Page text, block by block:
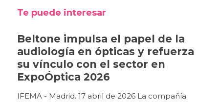
Te puede interesar
Beltone impulsa el papel de la
audiología en ópticas y refuerza
su vínculo con el sector en
ExpoÓptica 2026
IFEMA - Madrid. 17 abril de 2026 La compañía